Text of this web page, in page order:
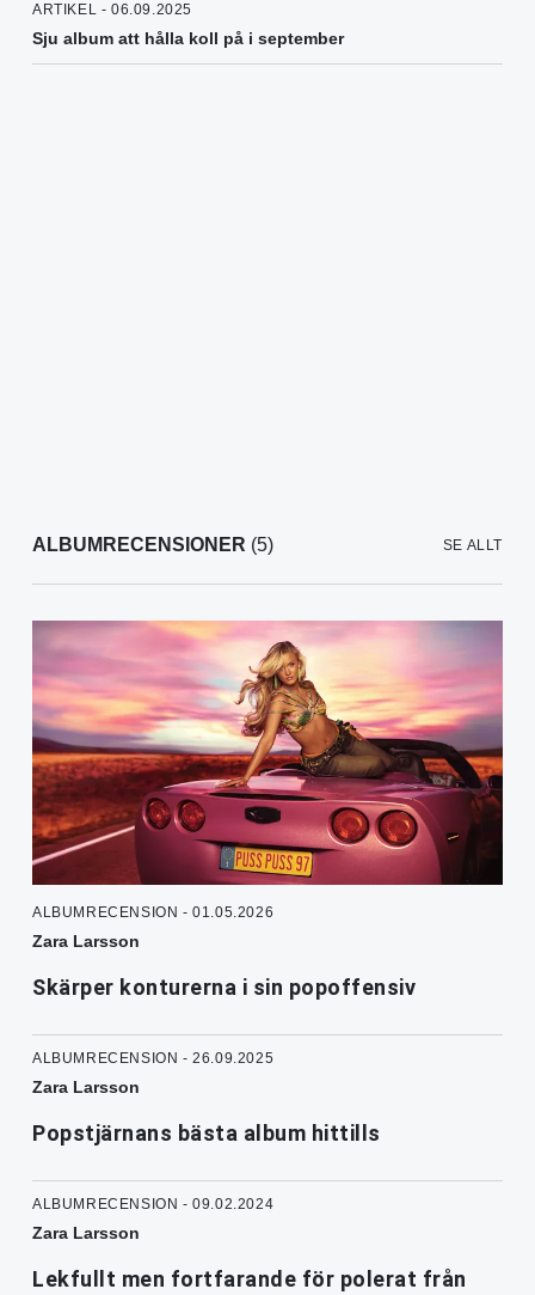
ARTIKEL - 06.09.2025
Sju album att hålla koll på i september
ALBUMRECENSIONER (5) SE ALLT
ALBUMRECENSION - 01.05.2026
Zara Larsson
Skärper konturerna i sin popoffensiv
ALBUMRECENSION - 26.09.2025
Zara Larsson
Popstjärnans bästa album hittills
ALBUMRECENSION - 09.02.2024
Zara Larsson
Lekfullt men fortfarande för polerat från